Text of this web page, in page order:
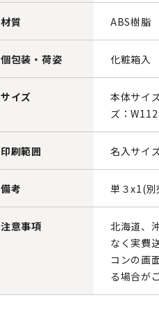
材質 ABS樹脂
個包装・荷姿 化粧箱入
サイズ
本体サイ
ズ：
印刷範囲 名入サイ
備考 単３x1(別
注意事項
北海道、
なく実費
コンの画
る場合が